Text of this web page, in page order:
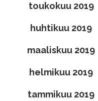
toukokuu 2019
huhtikuu 2019
maaliskuu 2019
helmikuu 2019
tammikuu 2019